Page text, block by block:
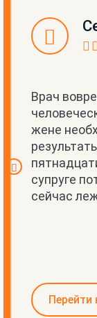
Врач
жене
супруге
сейчас
Перейти